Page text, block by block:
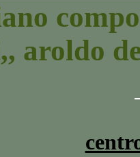
aroldo